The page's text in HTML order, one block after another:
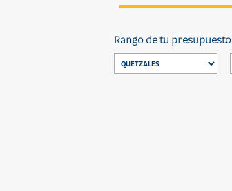
Rango de tu presupuesto